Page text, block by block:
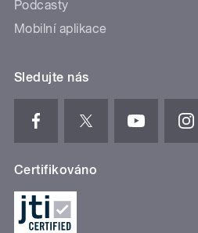
Podcasty
Mobilní aplikace
Sledujte nás
Certifikováno